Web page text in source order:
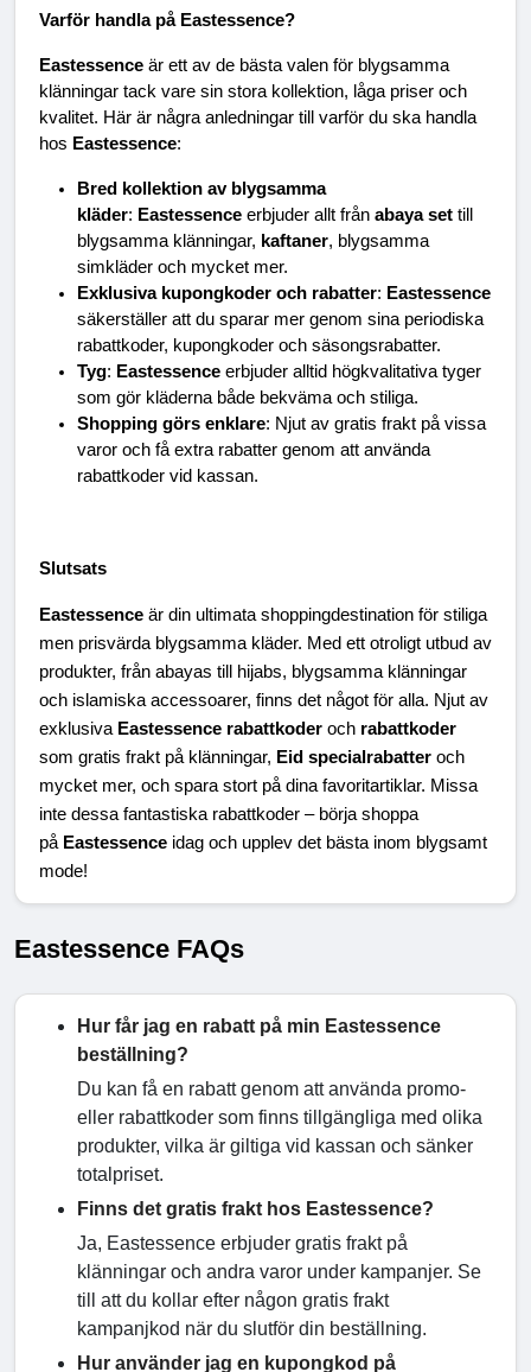
Varför handla på Eastessence?
Eastessence är ett av de bästa valen för blygsamma
klänningar tack vare sin stora kollektion, låga priser och
kvalitet. Här är några anledningar till varför du ska handla
hos Eastessence:
Bred kollektion av blygsamma
kläder: Eastessence erbjuder allt från abaya set till
blygsamma klänningar, kaftaner, blygsamma
simkläder och mycket mer.
Exklusiva kupongkoder och rabatter: Eastessence
säkerställer att du sparar mer genom sina periodiska
rabattkoder, kupongkoder och säsongsrabatter.
Tyg: Eastessence erbjuder alltid högkvalitativa tyger
som gör kläderna både bekväma och stiliga.
Shopping görs enklare: Njut av gratis frakt på vissa
varor och få extra rabatter genom att använda
rabattkoder vid kassan.
Slutsats
Eastessence är din ultimata shoppingdestination för stiliga
men prisvärda blygsamma kläder. Med ett otroligt utbud av
produkter, från abayas till hijabs, blygsamma klänningar
och islamiska accessoarer, finns det något för alla. Njut av
exklusiva Eastessence rabattkoder och rabattkoder
som gratis frakt på klänningar, Eid specialrabatter och
mycket mer, och spara stort på dina favoritartiklar. Missa
inte dessa fantastiska rabattkoder – börja shoppa
på Eastessence idag och upplev det bästa inom blygsamt
mode!
Eastessence FAQs
Hur får jag en rabatt på min Eastessence
beställning?
Du kan få en rabatt genom att använda promo-
eller rabattkoder som finns tillgängliga med olika
produkter, vilka är giltiga vid kassan och sänker
totalpriset.
Finns det gratis frakt hos Eastessence?
Ja, Eastessence erbjuder gratis frakt på
klänningar och andra varor under kampanjer. Se
till att du kollar efter någon gratis frakt
kampanjkod när du slutför din beställning.
Hur använder jag en kupongkod på